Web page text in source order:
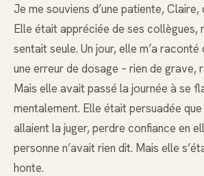
Je me souviens d’une patiente, Claire,
Elle était appréciée de ses collègues,
sentait seule. Un jour, elle m’a
une erreur de dosage – rien de grave,
Mais elle avait passé la journée à se
mentalement. Elle était persuadée
allaient la juger, perdre confiance en
personne n’avait rien dit. Mais elle
honte.